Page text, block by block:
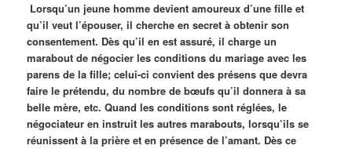
Lorsqu’un jeune homme devient amoureux d’une fille et
qu’il veut l’épouser, il cherche en secret à obtenir son
consentement. Dès qu’il en est assuré, il charge un
marabout de négocier les conditions du mariage avec les
parens de la fille; celui-ci convient des présens que devra
faire le prétendu, du nombre de bœufs qu’il donnera à sa
belle mère, etc. Quand les conditions sont réglées, le
négociateur en instruit les autres marabouts, lorsqu’ils se
réunissent à la prière et en présence de l’amant. Dès ce